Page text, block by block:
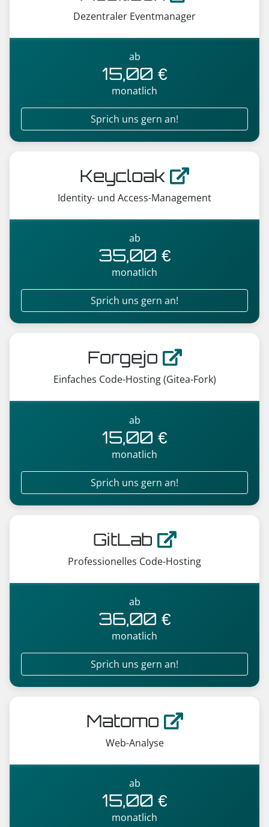
Dezentraler Eventmanager
ab
15,00 €
monatlich
Sprich uns gern an!
Keycloak
Identity- und Access-Management
ab
35,00 €
monatlich
Sprich uns gern an!
Forgejo
Einfaches Code-Hosting (Gitea-Fork)
ab
15,00 €
monatlich
Sprich uns gern an!
GitLab
Professionelles Code-Hosting
ab
36,00 €
monatlich
Sprich uns gern an!
Matomo
Web-Analyse
ab
15,00 €
monatlich